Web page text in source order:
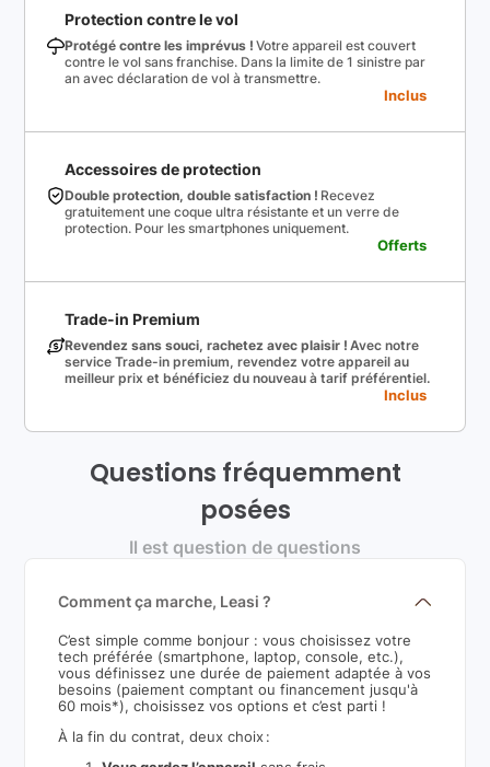
Protection contre le vol
Protégé contre les imprévus ! Votre appareil est couvert
contre le vol sans franchise. Dans la limite de 1 sinistre par
an avec déclaration de vol à transmettre.
Inclus
Accessoires de protection
Double protection, double satisfaction ! Recevez
gratuitement une coque ultra résistante et un verre de
protection. Pour les smartphones uniquement.
Offerts
Trade-in Premium
Revendez sans souci, rachetez avec plaisir ! Avec notre
service Trade-in premium, revendez votre appareil au
meilleur prix et bénéficiez du nouveau à tarif préférentiel.
Inclus
Questions fréquemment
posées
Il est question de questions
Comment ça marche, Leasi ?
C’est simple comme bonjour : vous choisissez votre
tech préférée (smartphone, laptop, console, etc.),
vous définissez une durée de paiement adaptée à vos
besoins (paiement comptant ou financement jusqu'à
60 mois*), choisissez vos options et c’est parti !
À la fin du contrat, deux choix :